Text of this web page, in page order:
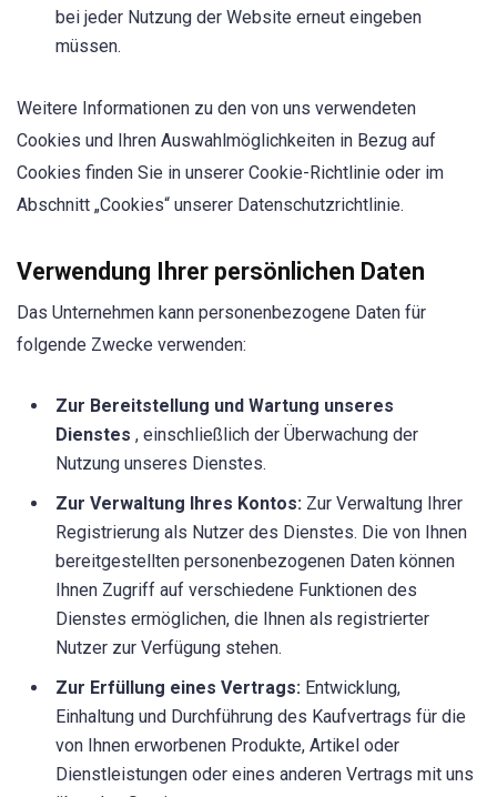
bei jeder Nutzung der Website erneut eingeben
müssen.
Weitere Informationen zu den von uns verwendeten
Cookies und Ihren Auswahlmöglichkeiten in Bezug auf
Cookies finden Sie in unserer Cookie-Richtlinie oder im
Abschnitt „Cookies“ unserer Datenschutzrichtlinie.
Verwendung Ihrer persönlichen Daten
Das Unternehmen kann personenbezogene Daten für
folgende Zwecke verwenden:
Zur Bereitstellung und Wartung unseres
Dienstes , einschließlich der Überwachung der
Nutzung unseres Dienstes.
Zur Verwaltung Ihres Kontos: Zur Verwaltung Ihrer
Registrierung als Nutzer des Dienstes. Die von Ihnen
bereitgestellten personenbezogenen Daten können
Ihnen Zugriff auf verschiedene Funktionen des
Dienstes ermöglichen, die Ihnen als registrierter
Nutzer zur Verfügung stehen.
Zur Erfüllung eines Vertrags: Entwicklung,
Einhaltung und Durchführung des Kaufvertrags für die
von Ihnen erworbenen Produkte, Artikel oder
Dienstleistungen oder eines anderen Vertrags mit uns